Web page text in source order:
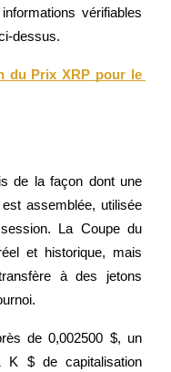
passif
vérifiables
dessus.
du Prix XRP pour le
de la façon dont une
assemblée, utilisée
La Coupe du
et historique, mais
à des jetons
de 0,002500 $, un
K $ de capitalisation